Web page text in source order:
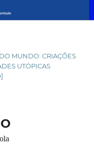
MUNDO: CRIAÇÕES
UTÓPICAS